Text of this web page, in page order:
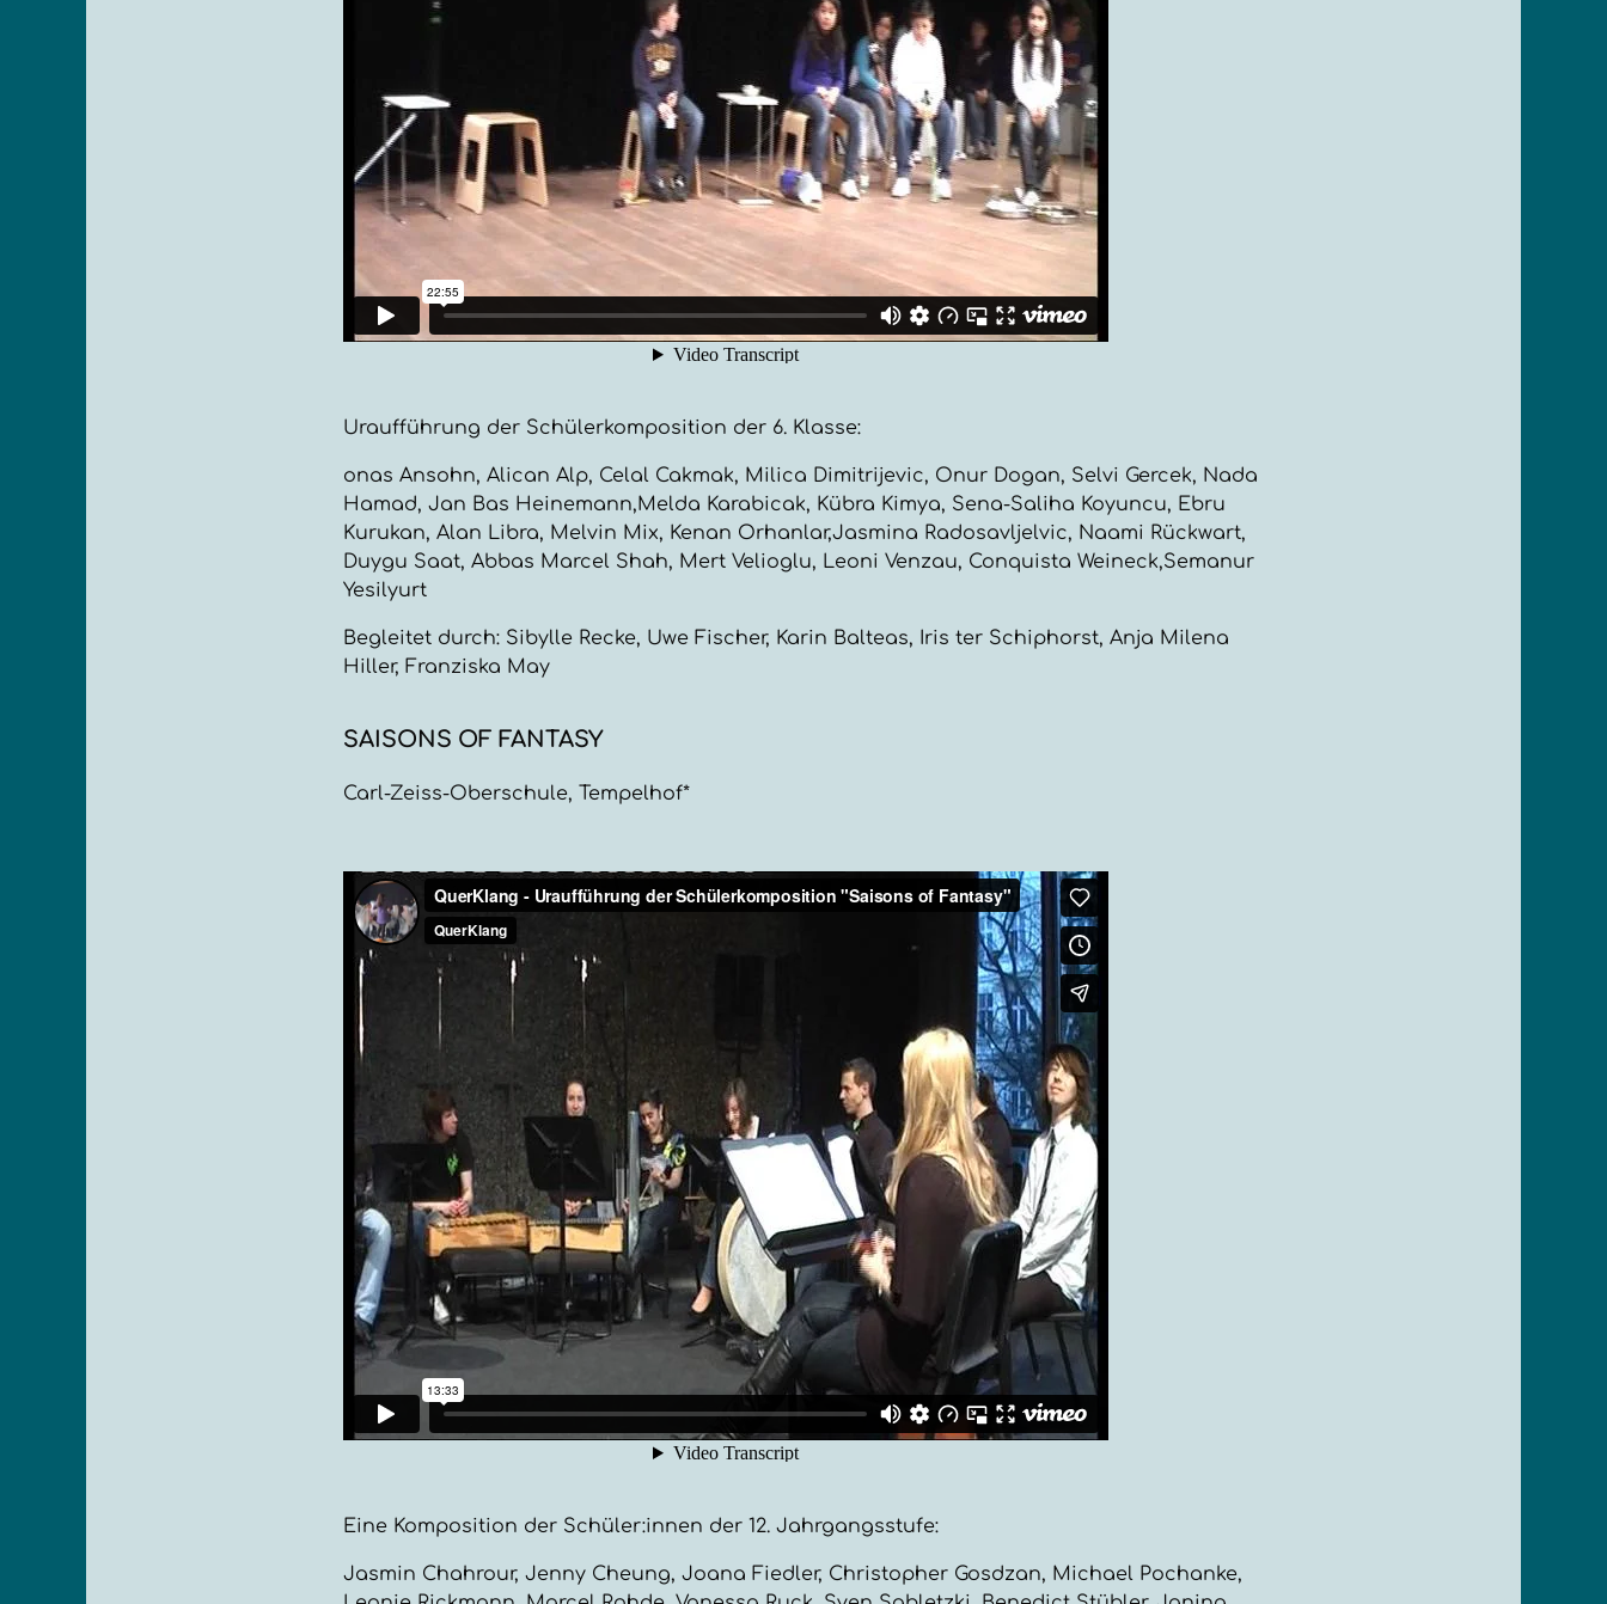
Uraufführung der Schülerkomposition der 6. Klasse:
onas Ansohn, Alican Alp, Celal Cakmak, Milica Dimitrijevic, Onur Dogan, Selvi Gercek, Nada
Hamad, Jan Bas Heinemann,Melda Karabicak, Kübra Kimya, Sena-Saliha Koyuncu, Ebru
Kurukan, Alan Libra, Melvin Mix, Kenan Orhanlar,Jasmina Radosavljelvic, Naami Rückwart,
Duygu Saat, Abbas Marcel Shah, Mert Velioglu, Leoni Venzau, Conquista Weineck,Semanur
Yesilyurt
Begleitet durch: Sibylle Recke, Uwe Fischer, Karin Balteas, Iris ter Schiphorst, Anja Milena
Hiller, Franziska May
SAISONS OF FANTASY
Carl-Zeiss-Oberschule, Tempelhof*
Eine Komposition der Schüler:innen der 12. Jahrgangsstufe:
Jasmin Chahrour, Jenny Cheung, Joana Fiedler, Christopher Gosdzan, Michael Pochanke,